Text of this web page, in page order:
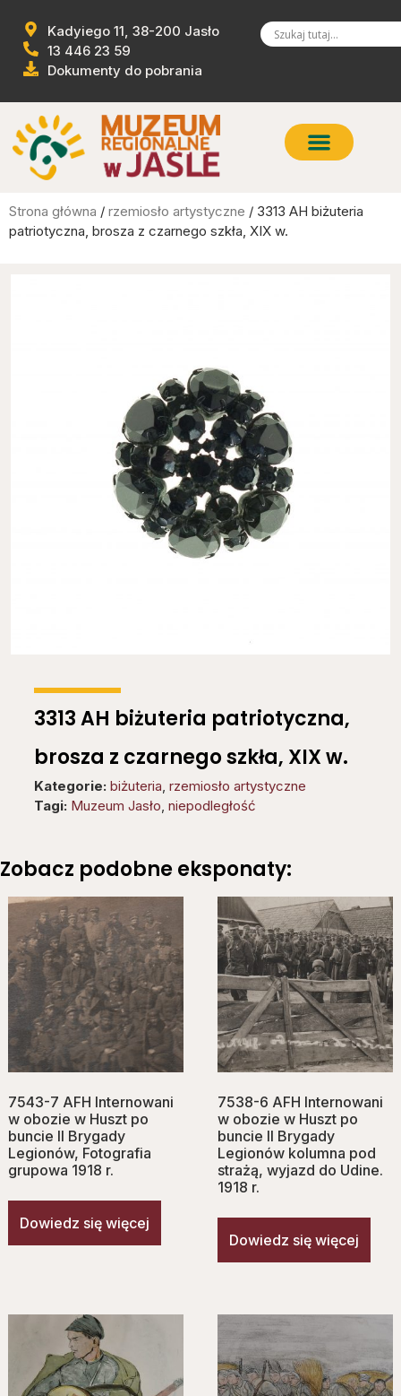
Kadyiego 11, 38-200 Jasło
13 446 23 59
Dokumenty do pobrania
Strona główna / rzemiosło artystyczne / 3313 AH biżuteria
patriotyczna, brosza z czarnego szkła, XIX w.
3313 AH biżuteria patriotyczna,
brosza z czarnego szkła, XIX w.
Kategorie: biżuteria, rzemiosło artystyczne
Tagi: Muzeum Jasło, niepodległość
Zobacz podobne eksponaty:
7543-7 AFH Internowani
w obozie w Huszt po
buncie II Brygady
Legionów, Fotografia
grupowa 1918 r.
Dowiedz się więcej
7538-6 AFH Internowani
w obozie w Huszt po
buncie II Brygady
Legionów kolumna pod
strażą, wyjazd do Udine.
1918 r.
Dowiedz się więcej